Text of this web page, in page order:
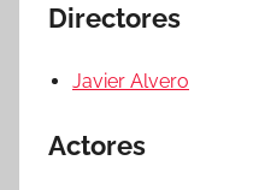
Directores
Javier Alvero
Actores